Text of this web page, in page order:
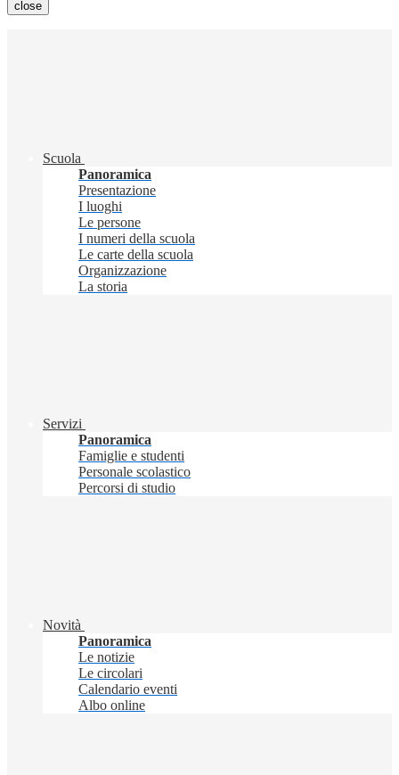
close
Scuola
Panoramica
Presentazione
I luoghi
Le persone
I numeri della scuola
Le carte della scuola
Organizzazione
La storia
Servizi
Panoramica
Famiglie e studenti
Personale scolastico
Percorsi di studio
Novità
Panoramica
Le notizie
Le circolari
Calendario eventi
Albo online